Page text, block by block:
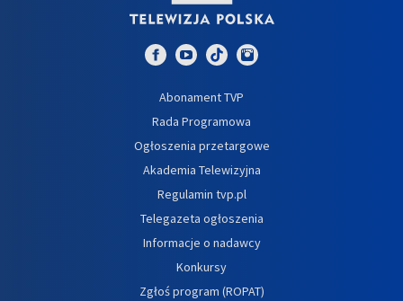
Abonament TVP
Rada Programowa
Ogłoszenia przetargowe
Akademia Telewizyjna
Regulamin tvp.pl
Telegazeta ogłoszenia
Informacje o nadawcy
Konkursy
Zgłoś program (ROPAT)